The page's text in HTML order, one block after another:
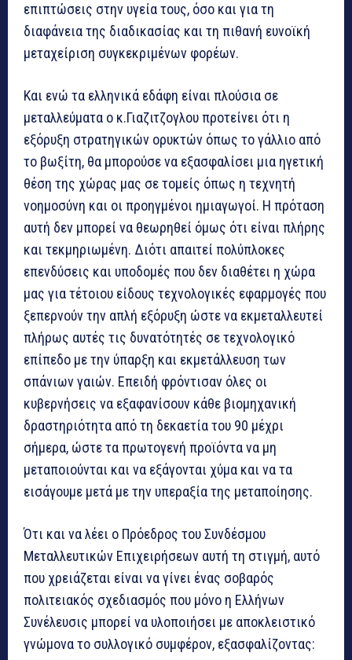
επιπτώσεις στην υγεία τους, όσο και για τη
διαφάνεια της διαδικασίας και τη πιθανή ευνοϊκή
μεταχείριση συγκεκριμένων φορέων.
Και ενώ τα ελληνικά εδάφη είναι πλούσια σε
μεταλλεύματα ο κ.Γιαζιτζογλου προτείνει ότι η
εξόρυξη στρατηγικών ορυκτών όπως το γάλλιο από
το βωξίτη, θα μπορούσε να εξασφαλίσει μια ηγετική
θέση της χώρας μας σε τομείς όπως η τεχνητή
νοημοσύνη και οι προηγμένοι ημιαγωγοί. Η πρόταση
αυτή δεν μπορεί να θεωρηθεί όμως ότι είναι πλήρης
και τεκμηριωμένη. Διότι απαιτεί πολύπλοκες
επενδύσεις και υποδομές που δεν διαθέτει η χώρα
μας για τέτοιου είδους τεχνολογικές εφαρμογές που
ξεπερνούν την απλή εξόρυξη ώστε να εκμεταλλευτεί
πλήρως αυτές τις δυνατότητές σε τεχνολογικό
επίπεδο με την ύπαρξη και εκμετάλλευση των
σπάνιων γαιών. Επειδή φρόντισαν όλες οι
κυβερνήσεις να εξαφανίσουν κάθε βιομηχανική
δραστηριότητα από τη δεκαετία του 90 μέχρι
σήμερα, ώστε τα πρωτογενή προϊόντα να μη
μεταποιούνται και να εξάγονται χύμα και να τα
εισάγουμε μετά με την υπεραξία της μεταποίησης.
Ότι και να λέει ο Πρόεδρος του Συνδέσμου
Μεταλλευτικών Επιχειρήσεων αυτή τη στιγμή, αυτό
που χρειάζεται είναι να γίνει ένας σοβαρός
πολιτειακός σχεδιασμός που μόνο η Ελλήνων
Συνέλευσις μπορεί να υλοποιήσει με αποκλειστικό
γνώμονα το συλλογικό συμφέρον, εξασφαλίζοντας: